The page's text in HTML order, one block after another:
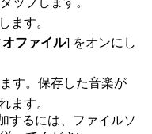
ます。
ファイル] をオンにし
す。保存した音楽が
ます。
するには、ファイルソ